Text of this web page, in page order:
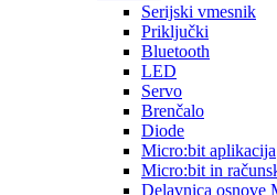
Serijski vmesnik
Priključki
Bluetooth
LED
Servo
Brenčalo
Diode
Micro:bit aplikacija
Micro:bit in
Delavnica osnove